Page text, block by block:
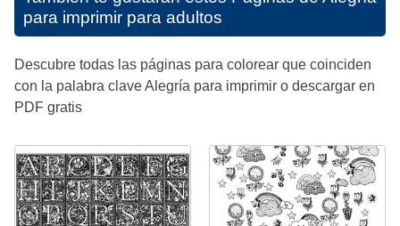
para imprimir para adultos
Descubre todas las páginas para colorear que coinciden
con la palabra clave Alegría para imprimir o descargar en
PDF gratis